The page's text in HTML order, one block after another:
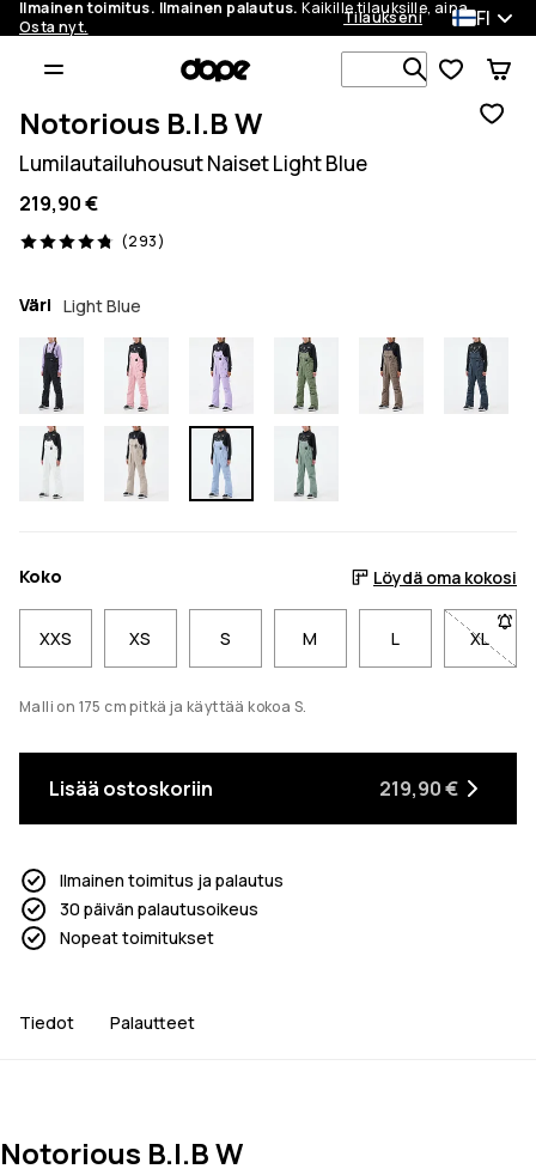
Ilmainen toimitus. Ilmainen palautus. Kaikille tilauksille, aina.
Osta nyt.
Tilaukseni FI
Etsi 1 000+
Notorious B.I.B W
Lumilautailuhousut Naiset Light Blue
219,90 €
(293)
293 arvostelut, 4.8/5
Väri Light Blue
Koko Löydä oma kokosi
XXS XS S M L XL- Koko
Malli on 175 cm pitkä ja käyttää kokoa S.
Lisää ostoskoriin 219,90 €
Ilmainen toimitus ja palautus
30 päivän palautusoikeus
Nopeat toimitukset
Tiedot Palautteet
Notorious B.I.B W